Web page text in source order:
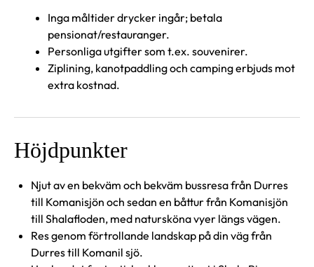
Inga måltider drycker ingår; betala
pensionat/restauranger.
Personliga utgifter som t.ex. souvenirer.
Ziplining, kanotpaddling och camping erbjuds mot
extra kostnad.
Höjdpunkter
Njut av en bekväm och bekväm bussresa från Durres
till Komanisjön och sedan en båttur från Komanisjön
till Shalafloden, med natursköna vyer längs vägen.
Res genom förtrollande landskap på din väg från
Durres till Komanil sjö.